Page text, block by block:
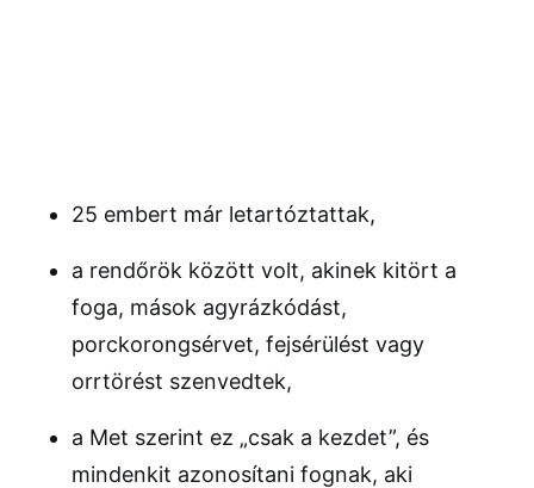
25 embert már letartóztattak,
a rendőrök között volt, akinek kitört a
foga, mások agyrázkódást,
porckorongsérvet, fejsérülést vagy
orrtörést szenvedtek,
a Met szerint ez „csak a kezdet”, és
mindenkit azonosítani fognak, aki